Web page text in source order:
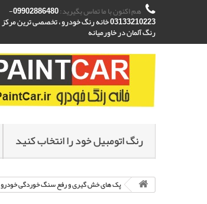
هم اکنون با ما تماس بگیرید: 09902886480-
03133210223 خانه رنگ خودرو ، تخصصی ترین مرکز
رنگ آلمان در خاورمیانه
رنگ اتومبیل خود را انتخاب کنید
پک های خش گیری و رفع سنگ خوردگی خودرو Paintcar